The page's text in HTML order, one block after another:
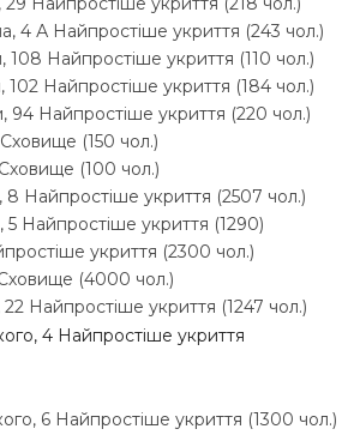
4 А Найпростіше укриття (243 чол.)
Найпростіше укриття (110 чол.)
Найпростіше укриття (184 чол.)
94 Найпростіше укриття (220 чол.)
(150 чол.)
(100 чол.)
Найпростіше укриття (2507 чол.)
Найпростіше укриття (1290)
укриття (2300 чол.)
Сховище (4000 чол.)
Найпростіше укриття (1247 чол.)
4 Найпростіше укриття
6 Найпростіше укриття (1300 чол.)